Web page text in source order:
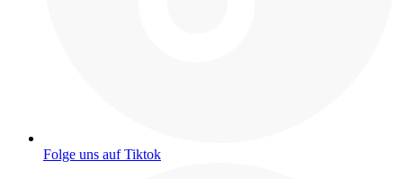
Folge uns auf Tiktok